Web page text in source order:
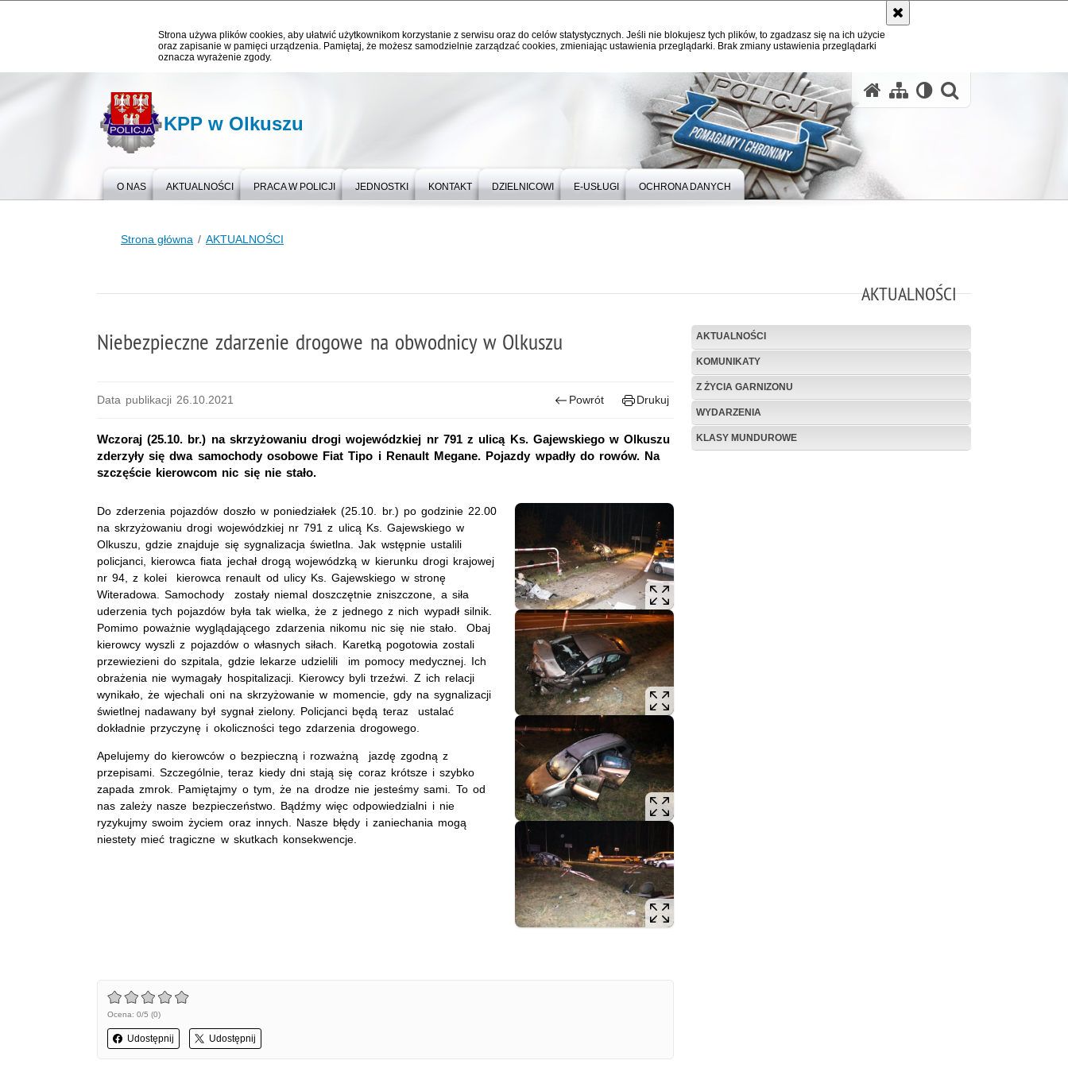
Strona używa plików cookies, aby ułatwić użytkownikom korzystanie z serwisu oraz do celów statystycznych. Jeśli nie blokujesz tych plików, to zgadzasz się na ich użycie
oraz zapisanie w pamięci urządzenia. Pamiętaj, że możesz samodzielnie zarządzać cookies, zmieniając ustawienia przeglądarki. Brak zmiany ustawienia przeglądarki
oznacza wyrażenie zgody.
KPP w Olkuszu
O NAS AKTUALNOŚCI PRACA W POLICJI JEDNOSTKI KONTAKT DZIELNICOWI E-USŁUGI OCHRONA DANYCH
Strona główna AKTUALNOŚCI
AKTUALNOŚCI
Niebezpieczne zdarzenie drogowe na obwodnicy w Olkuszu
Data publikacji 26.10.2021 Powrót Drukuj
Wczoraj (25.10. br.) na skrzyżowaniu drogi wojewódzkiej nr 791 z ulicą Ks. Gajewskiego w Olkuszu
zderzyły się dwa samochody osobowe Fiat Tipo i Renault Megane. Pojazdy wpadły do rowów. Na
szczęście kierowcom nic się nie stało.
Do zderzenia pojazdów doszło w poniedziałek (25.10. br.) po godzinie 22.00
na skrzyżowaniu drogi wojewódzkiej nr 791 z ulicą Ks. Gajewskiego w
Olkuszu, gdzie znajduje się sygnalizacja świetlna. Jak wstępnie ustalili
policjanci, kierowca fiata jechał drogą wojewódzką w kierunku drogi krajowej
nr 94, z kolei kierowca renault od ulicy Ks. Gajewskiego w stronę
Witeradowa. Samochody zostały niemal doszczętnie zniszczone, a siła
uderzenia tych pojazdów była tak wielka, że z jednego z nich wypadł silnik.
Pomimo poważnie wyglądającego zdarzenia nikomu nic się nie stało. Obaj
kierowcy wyszli z pojazdów o własnych siłach. Karetką pogotowia zostali
przewiezieni do szpitala, gdzie lekarze udzielili im pomocy medycznej. Ich
obrażenia nie wymagały hospitalizacji. Kierowcy byli trzeźwi. Z ich relacji
wynikało, że wjechali oni na skrzyżowanie w momencie, gdy na sygnalizacji
świetlnej nadawany był sygnał zielony. Policjanci będą teraz ustalać
dokładnie przyczynę i okoliczności tego zdarzenia drogowego.
Apelujemy do kierowców o bezpieczną i rozważną jazdę zgodną z
przepisami. Szczególnie, teraz kiedy dni stają się coraz krótsze i szybko
zapada zmrok. Pamiętajmy o tym, że na drodze nie jesteśmy sami. To od
nas zależy nasze bezpieczeństwo. Bądźmy więc odpowiedzialni i nie
ryzykujmy swoim życiem oraz innych. Nasze błędy i zaniechania mogą
niestety mieć tragiczne w skutkach konsekwencje.
Ocena: 0/5 (0)
Udostępnij Udostępnij
AKTUALNOŚCI
KOMUNIKATY
Z ŻYCIA GARNIZONU
WYDARZENIA
KLASY MUNDUROWE